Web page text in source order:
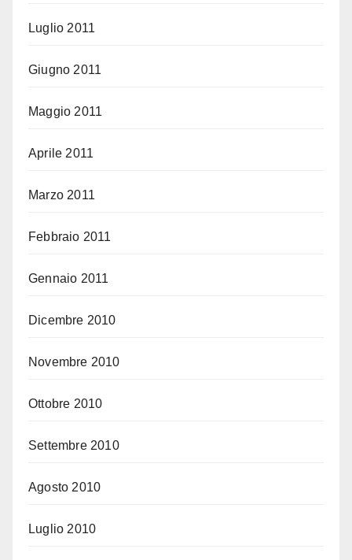
Luglio 2011
Giugno 2011
Maggio 2011
Aprile 2011
Marzo 2011
Febbraio 2011
Gennaio 2011
Dicembre 2010
Novembre 2010
Ottobre 2010
Settembre 2010
Agosto 2010
Luglio 2010